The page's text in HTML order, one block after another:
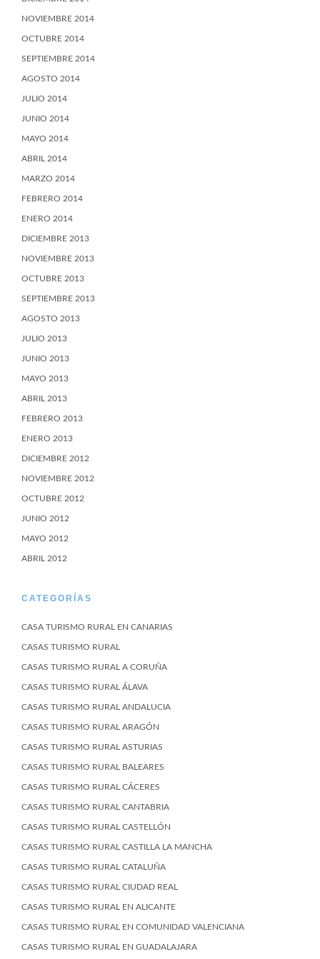
NOVIEMBRE 2014
OCTUBRE 2014
SEPTIEMBRE 2014
AGOSTO 2014
JULIO 2014
JUNIO 2014
MAYO 2014
ABRIL 2014
MARZO 2014
FEBRERO 2014
ENERO 2014
DICIEMBRE 2013
NOVIEMBRE 2013
OCTUBRE 2013
SEPTIEMBRE 2013
AGOSTO 2013
JULIO 2013
JUNIO 2013
MAYO 2013
ABRIL 2013
FEBRERO 2013
ENERO 2013
DICIEMBRE 2012
NOVIEMBRE 2012
OCTUBRE 2012
JUNIO 2012
MAYO 2012
ABRIL 2012
CATEGORÍAS
CASA TURISMO RURAL EN CANARIAS
CASAS TURISMO RURAL
CASAS TURISMO RURAL A CORUÑA
CASAS TURISMO RURAL ÁLAVA
CASAS TURISMO RURAL ANDALUCIA
CASAS TURISMO RURAL ARAGÓN
CASAS TURISMO RURAL ASTURIAS
CASAS TURISMO RURAL BALEARES
CASAS TURISMO RURAL CÁCERES
CASAS TURISMO RURAL CANTABRIA
CASAS TURISMO RURAL CASTELLÓN
CASAS TURISMO RURAL CASTILLA LA MANCHA
CASAS TURISMO RURAL CATALUÑA
CASAS TURISMO RURAL CIUDAD REAL
CASAS TURISMO RURAL EN ALICANTE
CASAS TURISMO RURAL EN COMUNIDAD VALENCIANA
CASAS TURISMO RURAL EN GUADALAJARA